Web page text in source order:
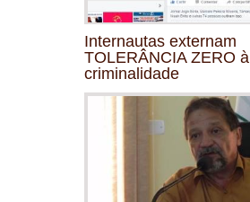
Internautas externam
TOLERÂNCIA ZERO à
criminalidade